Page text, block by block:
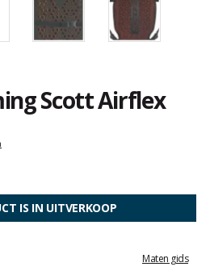
Scott Airflex
IS IN UITVERKOOP
Maten gids